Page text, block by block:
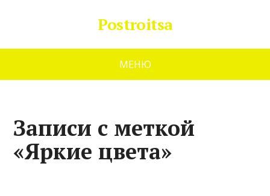
Postroitsa
МЕНЮ
Записи с меткой
«Яркие цвета»